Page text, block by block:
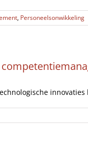
, Personeelsonwikkeling